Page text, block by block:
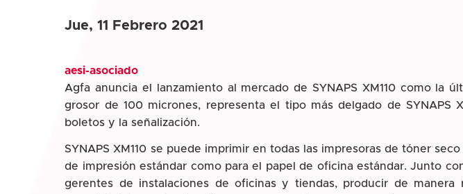
Jue, 11 Febrero 2021
aesi-asociado
Agfa anuncia el lanzamiento al mercado de SYNAPS XM110 como la
grosor de 100 micrones, representa el tipo más delgado de
boletos y la señalización.
SYNAPS XM110 se puede imprimir en todas las impresoras de tóner
de impresión estándar como para el papel de oficina estándar. Junto
gerentes de instalaciones de oficinas y tiendas, producir de manera